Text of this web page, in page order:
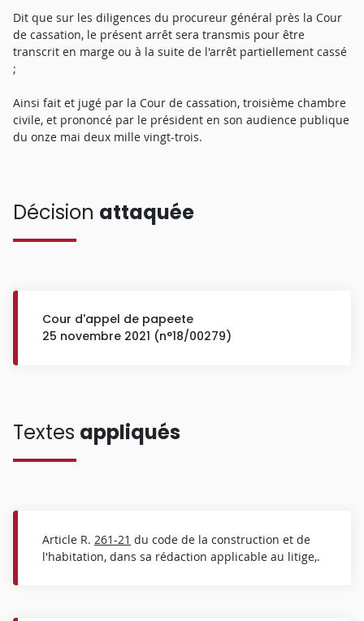
Dit que sur les diligences du procureur général près la Cour
de cassation, le présent arrêt sera transmis pour être
transcrit en marge ou à la suite de l'arrêt partiellement cassé
;
Ainsi fait et jugé par la Cour de cassation, troisième chambre
civile, et prononcé par le président en son audience publique
du onze mai deux mille vingt-trois.
Décision attaquée
Cour d'appel de papeete
25 novembre 2021 (n°18/00279)
Textes appliqués
Article R. 261-21 du code de la construction et de
l'habitation, dans sa rédaction applicable au litige,.